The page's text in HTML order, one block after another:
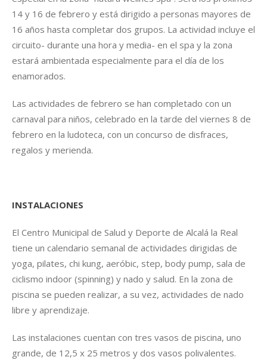
14 y 16 de febrero y está dirigido a personas mayores de
16 años hasta completar dos grupos. La actividad incluye el
circuito- durante una hora y media- en el spa y la zona
estará ambientada especialmente para el día de los
enamorados.
Las actividades de febrero se han completado con un
carnaval para niños, celebrado en la tarde del viernes 8 de
febrero en la ludoteca, con un concurso de disfraces,
regalos y merienda.
INSTALACIONES
El Centro Municipal de Salud y Deporte de Alcalá la Real
tiene un calendario semanal de actividades dirigidas de
yoga, pilates, chi kung, aeróbic, step, body pump, sala de
ciclismo indoor (spinning) y nado y salud. En la zona de
piscina se pueden realizar, a su vez, actividades de nado
libre y aprendizaje.
Las instalaciones cuentan con tres vasos de piscina, uno
grande, de 12,5 x 25 metros y dos vasos polivalentes.